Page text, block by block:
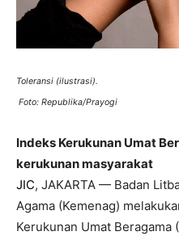
Toleransi
Foto: Republika/Prayogi
Indeks Kerukunan Umat
kerukunan masyarakat
JIC, JAKARTA — Badan
Agama (Kemenag)
Kerukunan Umat Beragama